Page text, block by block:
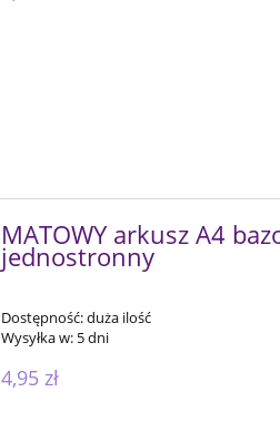
MATOWY arkusz A4
jednostronny
Dostępność:duża ilość
Wysyłka w: 5 dni
4,95 zł